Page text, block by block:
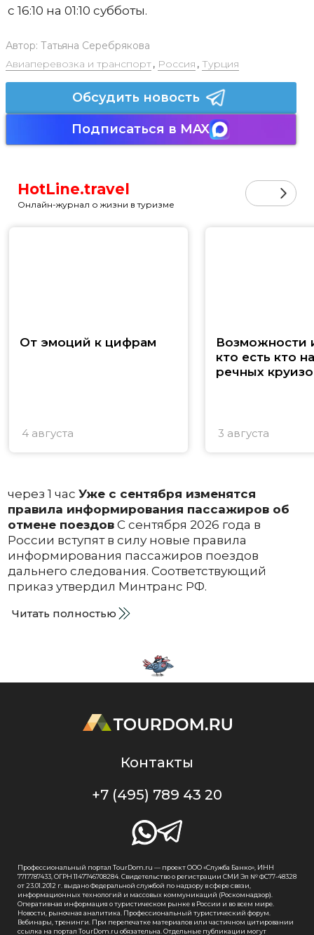
с 16:10 на 01:10 субботы.
Автор: Татьяна Серебрякова
Авиаперевозка и транспорт, Россия , Турция
Обсудить новость
Подписаться в MAX
HotLine.travel
Онлайн-журнал о жизни в туризме
От эмоций к цифрам
4 августа
Возможности
кто есть кто
речных
3 августа
через 1 час Уже с сентября изменятся
правила информирования пассажиров об
отмене поездовС сентября 2026 года в
России вступят в силу новые правила
информирования пассажиров поездов
дальнего следования. Соответствующий
приказ утвердил Минтранс РФ.
Читать полностью
Контакты
+7 (495) 789 43 20
Профессиональный портал TourDom.ru — проект ООО «Служба Банко», ИНН
7717787433, ОГРН 1147746708284. Свидетельство о регистрации СМИ Эл № ФС77-48328
от 23.01.2012 г. выдано Федеральной службой по надзору в сфере связи,
информационных технологий и массовых коммуникаций (Роскомнадзор).
Оперативная информация о туристическом рынке в России и во всем мире.
Новости, рыночная аналитика. Профессиональный туристический форум.
Вебинары, тренинги. При перепечатке материалов или частичном цитировании
ссылка на портал TourDom.ru обязательна. Отдельные публикации могут